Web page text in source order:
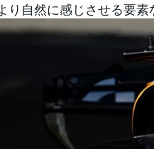
り自然に感じさせる要素